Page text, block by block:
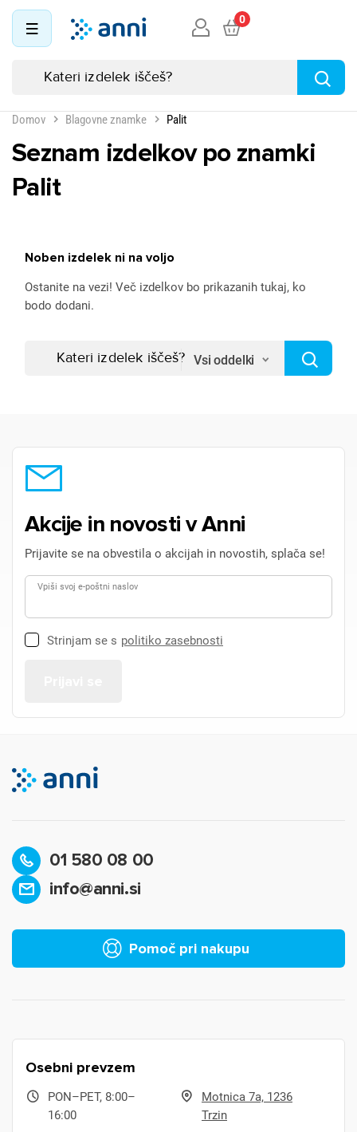
0
Domov Blagovne znamke Palit
Seznam izdelkov po znamki
Palit
Noben izdelek ni na voljo
Ostanite na vezi! Več izdelkov bo prikazanih tukaj, ko
bodo dodani.
Vsi oddelki
Akcije in novosti v Anni
Prijavite se na obvestila o akcijah in novostih, splača se!
Vpiši svoj e-poštni naslov
Strinjam se s politiko zasebnosti
01 580 08 00
info@anni.si
Pomoč pri nakupu
Osebni prevzem
PON–PET, 8:00–
16:00
Motnica 7a, 1236
Trzin
Prijava
Za dodajanje na seznam želja morate biti prijavljeni.